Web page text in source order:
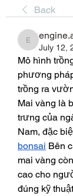
Back
July 12,
Mô hình
phương
trồng ra
Mai vàng là
trưng của
Nam, đặc
bonsai Bên
mai vàng
cao cho
đúng kỹ